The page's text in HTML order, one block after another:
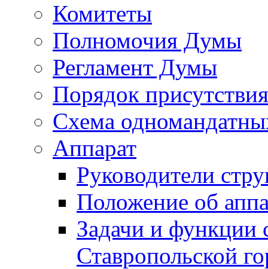
Комитеты
Полномочия Думы
Регламент Думы
Порядок
Схема
Аппарат
Руководители
Положение об
Задачи и функции
Ставропольской